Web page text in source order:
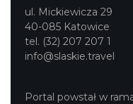
ul. Mickiewicza 29
40-085 Katowice
tel. (32) 207 207 1
info@slaskie.travel
Portal powstał w